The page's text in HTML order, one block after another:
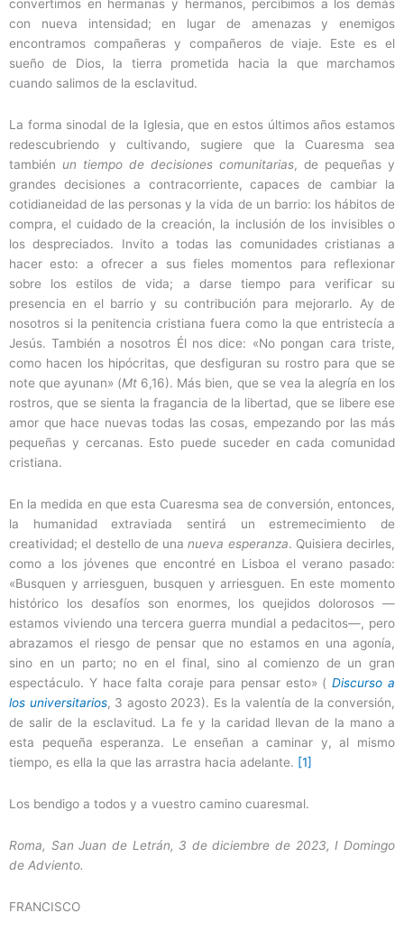
convertimos en hermanas y hermanos, percibimos a los demás
con nueva intensidad; en lugar de amenazas y enemigos
encontramos compañeras y compañeros de viaje. Este es el
sueño de Dios, la tierra prometida hacia la que marchamos
cuando salimos de la esclavitud.
La forma sinodal de la Iglesia, que en estos últimos años estamos
redescubriendo y cultivando, sugiere que la Cuaresma sea
también un tiempo de decisiones comunitarias, de pequeñas y
grandes decisiones a contracorriente, capaces de cambiar la
cotidianeidad de las personas y la vida de un barrio: los hábitos de
compra, el cuidado de la creación, la inclusión de los invisibles o
los despreciados. Invito a todas las comunidades cristianas a
hacer esto: a ofrecer a sus fieles momentos para reflexionar
sobre los estilos de vida; a darse tiempo para verificar su
presencia en el barrio y su contribución para mejorarlo. Ay de
nosotros si la penitencia cristiana fuera como la que entristecía a
Jesús. También a nosotros Él nos dice: «No pongan cara triste,
como hacen los hipócritas, que desfiguran su rostro para que se
note que ayunan» (Mt 6,16). Más bien, que se vea la alegría en los
rostros, que se sienta la fragancia de la libertad, que se libere ese
amor que hace nuevas todas las cosas, empezando por las más
pequeñas y cercanas. Esto puede suceder en cada comunidad
cristiana.
En la medida en que esta Cuaresma sea de conversión, entonces,
la humanidad extraviada sentirá un estremecimiento de
creatividad; el destello de unanueva esperanza. Quisiera decirles,
como a los jóvenes que encontré en Lisboa el verano pasado:
«Busquen y arriesguen, busquen y arriesguen. En este momento
histórico los desafíos son enormes, los quejidos dolorosos —
estamos viviendo una tercera guerra mundial a pedacitos—, pero
abrazamos el riesgo de pensar que no estamos en una agonía,
sino en un parto; no en el final, sino al comienzo de un gran
espectáculo. Y hace falta coraje para pensar esto» (Discurso a
los universitarios, 3 agosto 2023). Es la valentía de la conversión,
de salir de la esclavitud. La fe y la caridad llevan de la mano a
esta pequeña esperanza. Le enseñan a caminar y, al mismo
tiempo, es ella la que las arrastra hacia adelante. [1]
Los bendigo a todos y a vuestro camino cuaresmal.
Roma, San Juan de Letrán, 3 de diciembre de 2023, I Domingo
de Adviento.
FRANCISCO